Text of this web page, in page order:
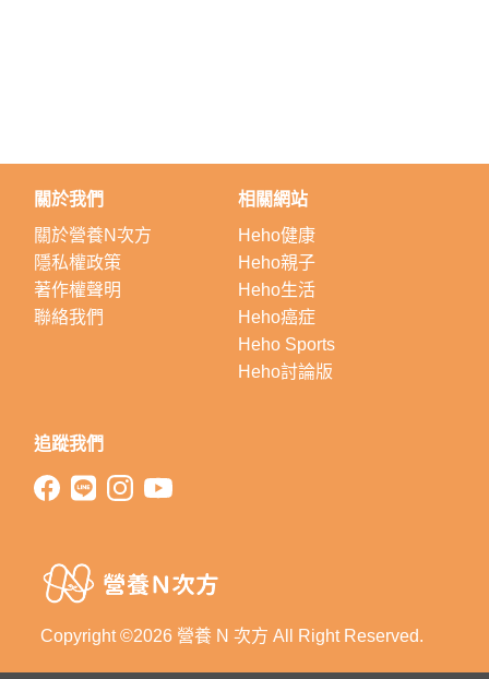
Copyright ©2026 營養 N 次方 All Right Reserved.
關於我們
關於營養N次方
隱私權政策
著作權聲明
聯絡我們
相關網站
Heho健康
Heho親子
Heho生活
Heho癌症
Heho Sports
Heho討論版
追蹤我們